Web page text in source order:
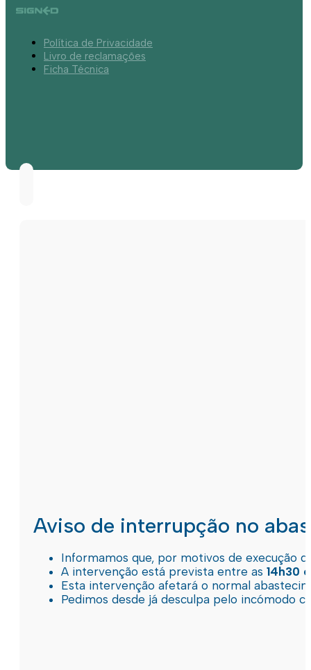
Política de Privacidade
Livro de reclamações
Ficha Técnica
Aviso de interrupção no
Informamos que, por motivos de execução
A intervenção está prevista entre as 14h30
Esta intervenção afetará o normal
Pedimos desde já desculpa pelo incómodo